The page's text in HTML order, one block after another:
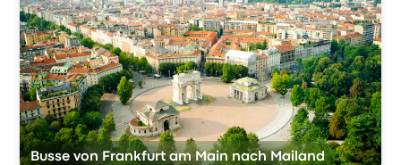
Busse von Frankfurt am Main nach Mailand